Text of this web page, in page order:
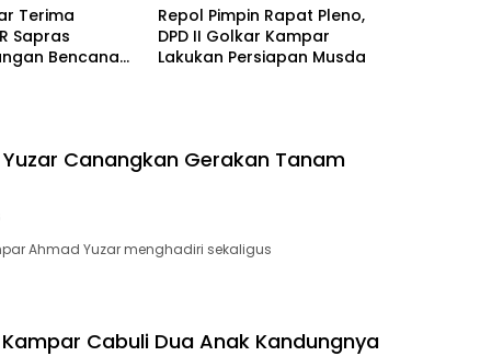
Terima
Sapras
Bencana
Repol Pimpin Rapat Pleno,
DPD II Golkar Kampar
Lakukan Persiapan Musda
Canangkan Gerakan Tanam
Ahmad Yuzar menghadiri sekaligus
Cabuli Dua Anak Kandungnya